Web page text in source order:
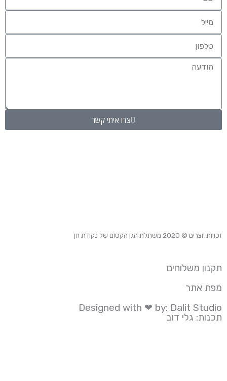
צרו איתי קשר
זכויות יוצרים © 2020 משתלת הגן הקסום של נקודת חן
תקנון משלוחים
מפת אתר
Designed with ❤ by: Dalit Studio
תכנות: גלי דוב